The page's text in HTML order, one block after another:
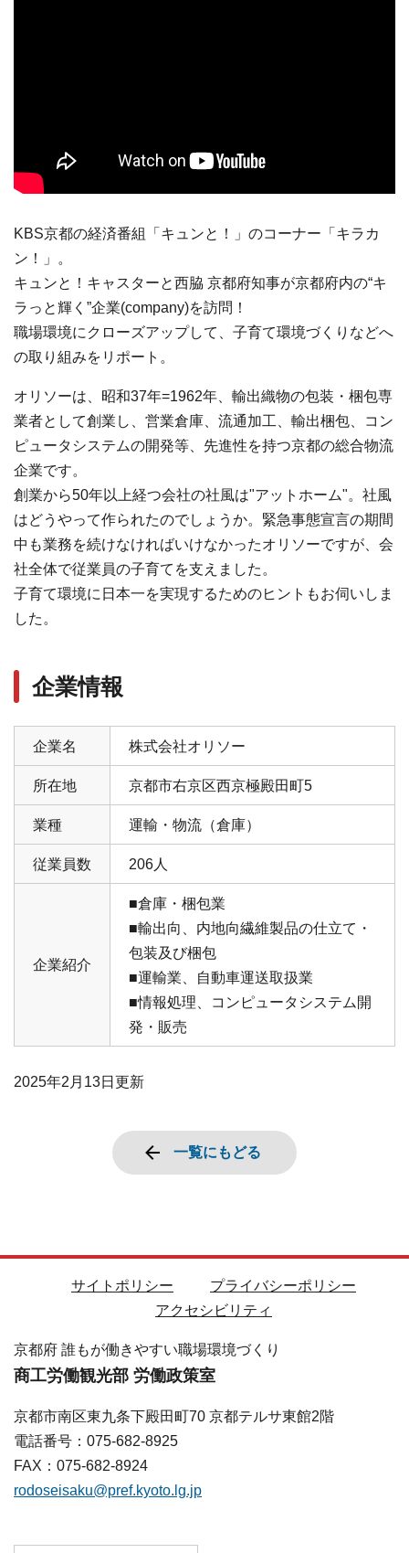
KBS京都の経済番組「キュンと！」のコーナー「キラカ
ン！」。
キュンと！キャスターと西脇 京都府知事が京都府内の“キ
ラっと輝く”企業(company)を訪問！
職場環境にクローズアップして、子育て環境づくりなどへ
の取り組みをリポート。
オリソーは、昭和37年=1962年、輸出織物の包装・梱包専
業者として創業し、営業倉庫、流通加工、輸出梱包、コン
ピュータシステムの開発等、先進性を持つ京都の総合物流
企業です。
創業から50年以上経つ会社の社風は"アットホーム"。社風
はどうやって作られたのでしょうか。緊急事態宣言の期間
中も業務を続けなければいけなかったオリソーですが、会
社全体で従業員の子育てを支えました。
子育て環境に日本一を実現するためのヒントもお伺いしま
した。
企業情報
企業名 株式会社オリソー
所在地 京都市右京区西京極殿田町5
業種 運輸・物流（倉庫）
従業員数 206人
企業紹介
■倉庫・梱包業
■輸出向、内地向繊維製品の仕立て・
包装及び梱包
■運輸業、自動車運送取扱業
■情報処理、コンピュータシステム開
発・販売
2025年2月13日 更新
一覧にもどる
サイトポリシー
プライバシーポリシー
アクセシビリティ
京都府 誰もが働きやすい職場環境づくり
商工労働観光部 労働政策室
京都市南区東九条下殿田町70 京都テルサ東館2階
電話番号：075-682-8925
FAX：075-682-8924
rodoseisaku@pref.kyoto.lg.jp